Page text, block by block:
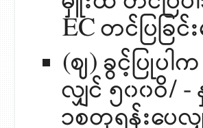
EC တင်ပြခြ
(ဈ) ခွင့်ပြုပါ
လျှင် ၅၀၀ဝိ/
၁စတုရန်းပေ